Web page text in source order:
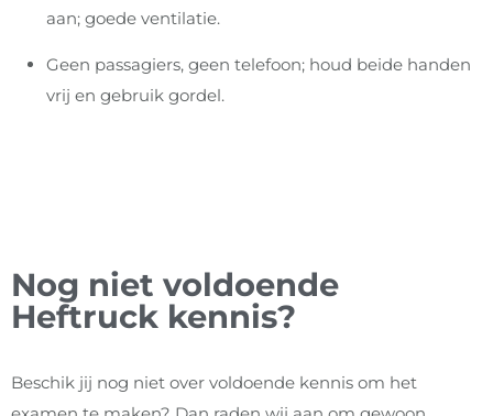
aan; goede ventilatie.
Geen passagiers, geen telefoon; houd beide handen
vrij en gebruik gordel.
Nog niet voldoende
Heftruck kennis?
Beschik jij nog niet over voldoende kennis om het